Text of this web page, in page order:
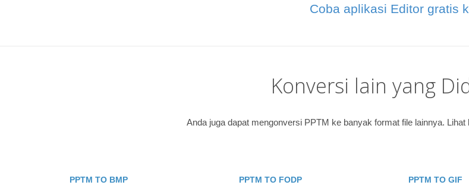
Coba aplikasi Editor gratis
Konversi lain yang
Anda juga dapat mengonversi PPTM ke banyak format file lainnya.
PPTM TO BMP PPTM TO FODP PPTM TO GIF